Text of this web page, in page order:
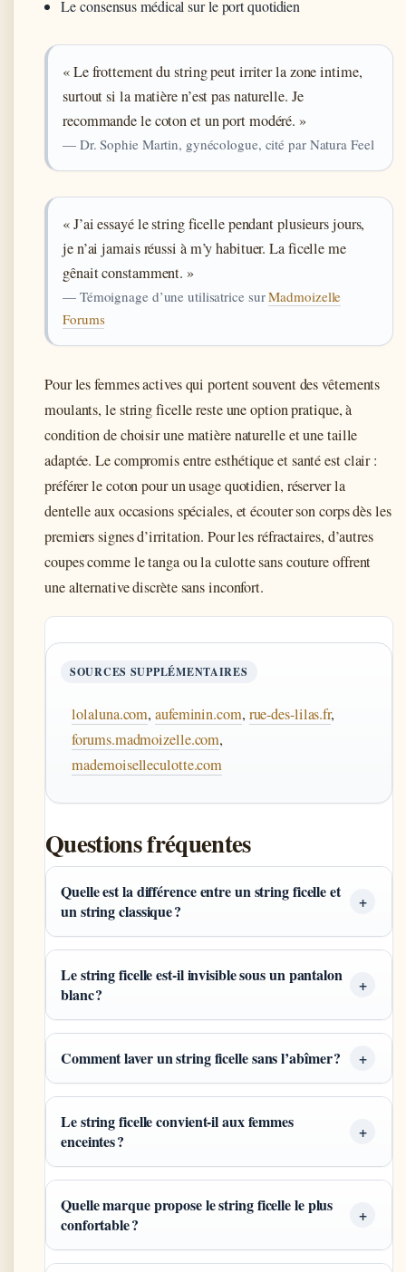
Le consensus médical sur le port quotidien
« Le frottement du string peut irriter la zone intime,
surtout si la matière n’est pas naturelle. Je
recommande le coton et un port modéré. »
— Dr. Sophie Martin, gynécologue, cité par Natura Feel
« J’ai essayé le string ficelle pendant plusieurs jours,
je n’ai jamais réussi à m’y habituer. La ficelle me
gênait constamment. »
— Témoignage d’une utilisatrice surMadmoizelle
Forums
Pour les femmes actives qui portent souvent des vêtements
moulants, le string ficelle reste une option pratique, à
condition de choisir une matière naturelle et une taille
adaptée. Le compromis entre esthétique et santé est clair :
préférer le coton pour un usage quotidien, réserver la
dentelle aux occasions spéciales, et écouter son corps dès les
premiers signes d’irritation. Pour les réfractaires, d’autres
coupes comme le tanga ou la culotte sans couture offrent
une alternative discrète sans inconfort.
SOURCES SUPPLÉMENTAIRES
lolaluna.com,aufeminin.com, rue-des-lilas.fr,
forums.madmoizelle.com,
mademoiselleculotte.com
Questions fréquentes
Quelle est la différence entre un string ficelle et
un string classique ?
Le string ficelle est-il invisible sous un pantalon
blanc ?
Comment laver un string ficelle sans l’abîmer ?
Le string ficelle convient-il aux femmes
enceintes ?
Quelle marque propose le string ficelle le plus
confortable ?